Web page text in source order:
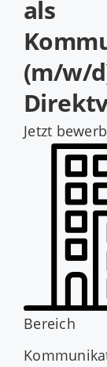
als
(m/w/
Jetzt
Bereich